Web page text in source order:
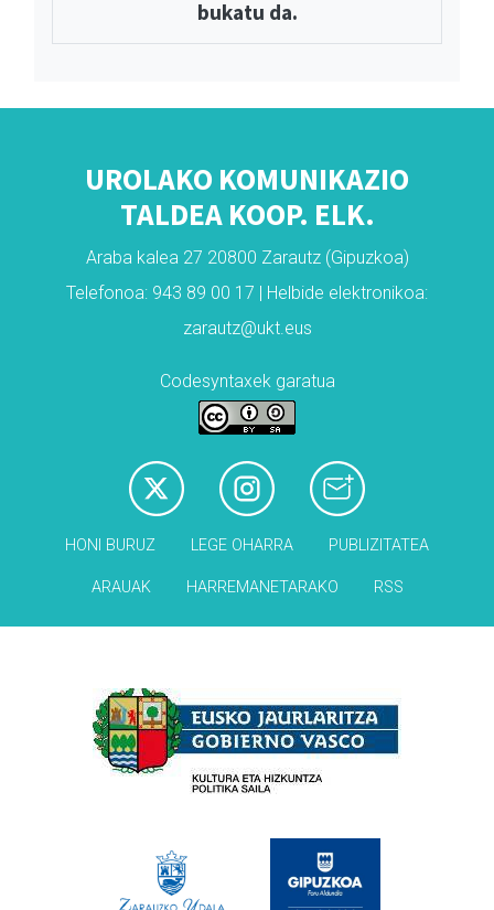
bukatu da.
UROLAKO KOMUNIKAZIO
TALDEA KOOP. ELK.
Araba kalea 27 20800 Zarautz (Gipuzkoa)
Telefonoa: 943 89 00 17 | Helbide elektronikoa:
zarautz@ukt.eus
Codesyntaxek garatua
HONI BURUZ LEGE OHARRA PUBLIZITATEA
ARAUAK HARREMANETARAKO RSS